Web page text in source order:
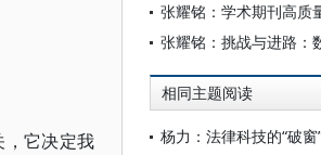
，它决定我
张耀铭：学术期刊高质
相同主题阅读